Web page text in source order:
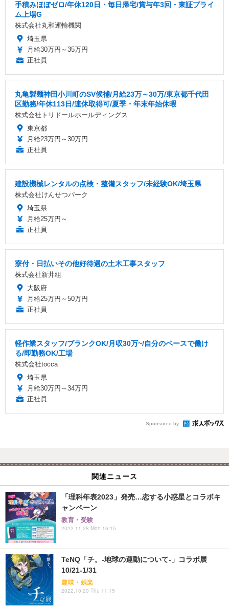
手積みほぼゼロ/年休120日・毎日帰宅/賞与年3回・東証プライ
ム上場G
株式会社丸和運輸機関
埼玉県
月給30万円～35万円
正社員
丸亀製麺神田小川町のSV候補/月給23万～30万/東京都千代田
区勤務/年休113日/連休取得可/夏季・年末年始休暇
株式会社トリドールホールディングス
東京都
月給23万円～30万円
正社員
建設機械レンタルの点検・整備スタッフ/未経験OK/埼玉県
株式会社けんせつパーク
埼玉県
月給25万円～
正社員
寮付・日払いその他好待遇の土木工事スタッフ
株式会社新井組
大阪府
月給25万円～50万円
正社員
軽作業スタッフ/ブランクOK/月収30万~/自分のペースで働け
る/即勤務OK/工場
株式会社tocca
埼玉県
月給30万円～34万円
正社員
Sponsored by
関連ニュース
「理科年表2023」発売…恋する小惑星とコラボキ
ャンペーン
教育・受験
2022.11.28 Mon 16:15
TeNQ「チ。-地球の運動について-」コラボ展
10/21-1/31
趣味・娯楽
2022.10.20 Thu 11:15